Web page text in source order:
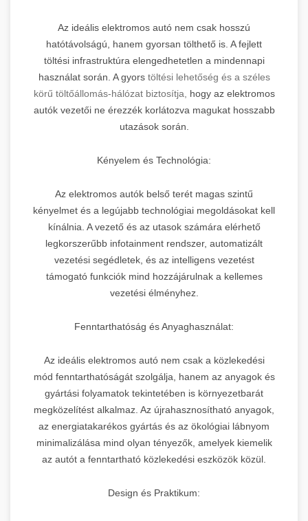
Az ideális elektromos autó nem csak hosszú
hatótávolságú, hanem gyorsan tölthető is. A fejlett
töltési infrastruktúra elengedhetetlen a mindennapi
használat során. A gyors töltési lehetőség és a széles
körű töltőállomás-hálózat biztosítja,
hogy az elektromos
autók vezetői ne érezzék korlátozva magukat hosszabb
utazások során.
Kényelem és Technológia:
Az elektromos autók belső terét magas szintű
kényelmet és a legújabb technológiai megoldásokat kell
kínálnia. A vezető és az utasok számára elérhető
legkorszerűbb infotainment rendszer, automatizált
vezetési segédletek, és az intelligens vezetést
támogató funkciók mind hozzájárulnak a kellemes
vezetési élményhez.
Fenntarthatóság és Anyaghasználat:
Az ideális elektromos autó nem csak a közlekedési
mód fenntarthatóságát szolgálja, hanem az anyagok és
gyártási folyamatok tekintetében is környezetbarát
megközelítést alkalmaz. Az újrahasznosítható anyagok,
az energiatakarékos gyártás és az ökológiai lábnyom
minimalizálása mind olyan tényezők, amelyek kiemelik
az autót a fenntartható közlekedési eszközök közül.
Design és Praktikum: